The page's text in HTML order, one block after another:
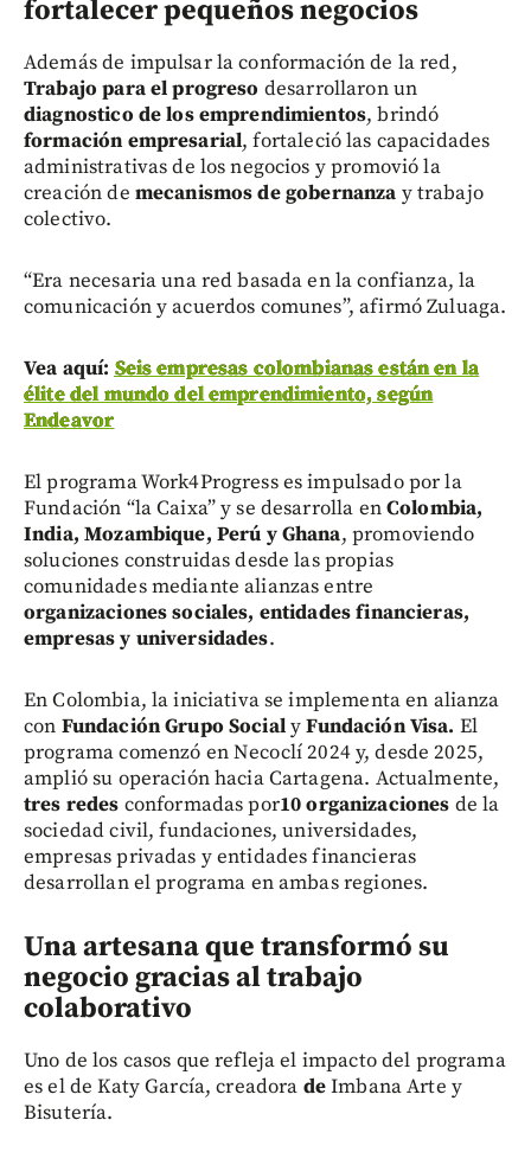
fortalecer pequeños negocios
Además de impulsar la conformación de la red,
Trabajo para el progreso desarrollaron un
diagnostico de los emprendimientos, brindó
formación empresarial, fortaleció las capacidades
administrativas de los negocios y promovió la
creación de mecanismos de gobernanza y trabajo
colectivo.
“Era necesaria una red basada en la confianza, la
comunicación y acuerdos comunes”, afirmó Zuluaga.
Vea aquí: Seis empresas colombianas están en la
élite del mundo del emprendimiento, según
Endeavor
El programa Work4Progress es impulsado por la
Fundación “la Caixa” y se desarrolla enColombia,
India, Mozambique, Perú y Ghana, promoviendo
soluciones construidas desde las propias
comunidades mediante alianzas entre
organizaciones sociales, entidades financieras,
empresas y universidades.
En Colombia, la iniciativa se implementa en alianza
con Fundación Grupo SocialyFundación Visa. El
programa comenzó en Necoclí2024 y, desde 2025,
amplió su operación hacia Cartagena. Actualmente,
tres redes conformadas por10 organizaciones de la
sociedad civil, fundaciones, universidades,
empresas privadas y entidades financieras
desarrollan el programa en ambas regiones.
Una artesana que transformó su
negocio gracias al trabajo
colaborativo
Uno de los casos que refleja el impacto del programa
es el de Katy García, creadora deImbana Arte y
Bisutería.